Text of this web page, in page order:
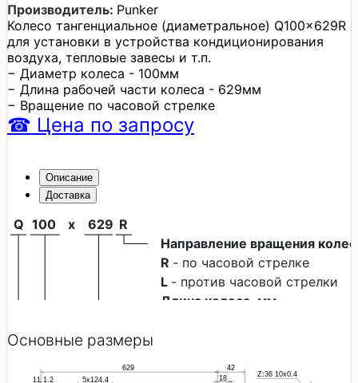
Производитель: Punker
Колесо тангенциальное (диаметральное) Q100x629R
для установки в устройства кондиционирования
воздуха, тепловые завесы и т.п.
− Диаметр колеса - 100мм
− Длина рабочей части колеса - 629мм
− Вращение по часовой стрелке
☎ Цена по запросу
Описание
Доставка
Q 100 x 629 R
Направление вращения
R - по часовой стрелке
L - против часовой стрелки
Длина колеса, мм
Основные размеры